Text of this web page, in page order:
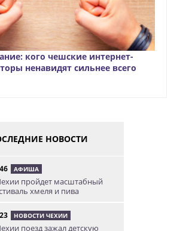
кого чешские интернет-
ненавидят сильнее всего
НОВОСТИ
АФИША
пройдет масштабный
хмеля и пива
НОВОСТИ ЧЕХИИ
поезд зажал детскую